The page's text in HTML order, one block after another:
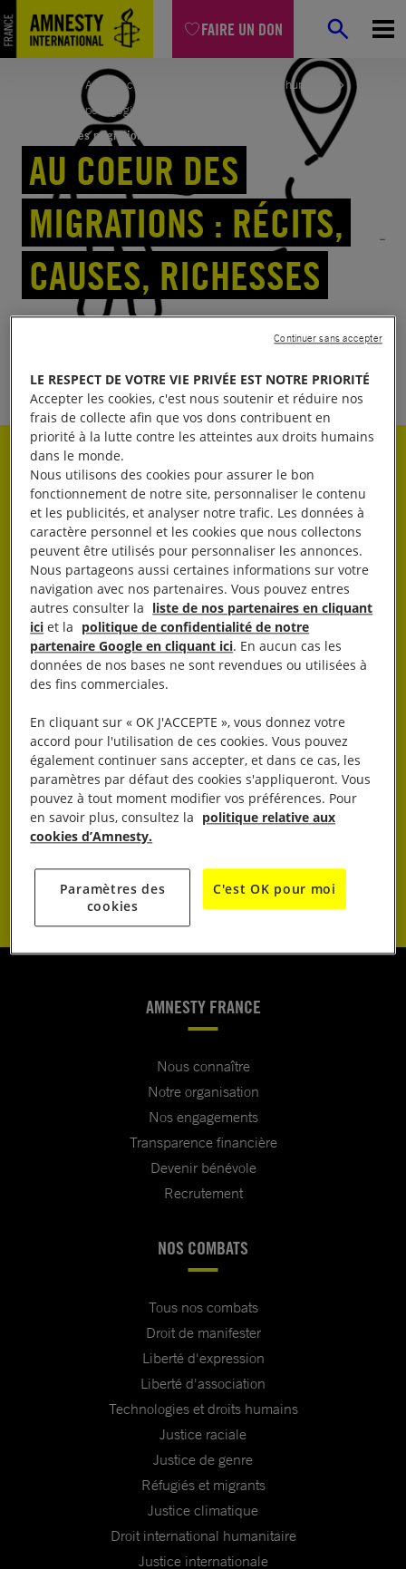
FAIRE UN DON
Aller
au
contenu
Agir avec nous
Éduquer aux droits humains
Ressources pédagogiques
Au coeur des migrations : récits, causes, richesses
AU COEUR DES
MIGRATIONS : RÉCITS,
CAUSES, RICHESSES
Partager
Rester informé·e
Abonnez-vous à notre newsletter hebdo.
OK
J’AGIS
JE DONNE
JE M’ENGAGE
AMNESTY FRANCE
Nous connaître
Notre organisation
Nos engagements
Transparence financière
Devenir bénévole
Recrutement
NOS COMBATS
Tous nos combats
Droit de manifester
Liberté d'expression
Liberté d'association
Technologies et droits humains
Justice raciale
Justice de genre
Réfugiés et migrants
Justice climatique
Droit international humanitaire
Justice internationale
LE RESPECT DE VOTRE VIE PRIVÉE EST NOTRE PRIORITÉ
Accepter les cookies, c'est nous soutenir et réduire nos
frais de collecte afin que vos dons contribuent en
priorité à la lutte contre les atteintes aux droits humains
dans le monde.
Nous utilisons des cookies pour assurer le bon
fonctionnement de notre site, personnaliser le contenu
et les publicités, et analyser notre trafic. Les données à
caractère personnel et les cookies que nous collectons
peuvent être utilisés pour personnaliser les annonces.
Nous partageons aussi certaines informations sur votre
navigation avec nos partenaires. Vous pouvez entres
autres consulter la liste de nos partenaires en cliquant
ici et la politique de confidentialité de notre
partenaire Google en cliquant ici. En aucun cas les
données de nos bases ne sont revendues ou utilisées à
des fins commerciales.
En cliquant sur « OK J'ACCEPTE », vous donnez votre
accord pour l'utilisation de ces cookies. Vous pouvez
également continuer sans accepter, et dans ce cas, les
paramètres par défaut des cookies s'appliqueront. Vous
pouvez à tout moment modifier vos préférences. Pour
en savoir plus, consultez la politique relative aux
cookies d’Amnesty.
Paramètres des
cookies
C'est OK pour moi
Continuer sans accepter